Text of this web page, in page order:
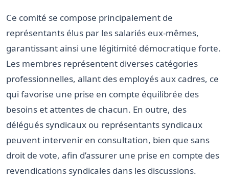
Ce comité se compose principalement de
représentants élus par les salariés eux-mêmes,
garantissant ainsi une légitimité démocratique forte.
Les membres représentent diverses catégories
professionnelles, allant des employés aux cadres, ce
qui favorise une prise en compte équilibrée des
besoins et attentes de chacun. En outre, des
délégués syndicaux ou représentants syndicaux
peuvent intervenir en consultation, bien que sans
droit de vote, afin d’assurer une prise en compte des
revendications syndicales dans les discussions.